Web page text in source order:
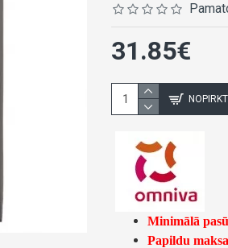
31.85€
NOPIRKT
Minimālā
Papildu